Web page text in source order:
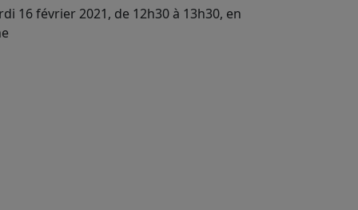
16 février 2021, de 12h30 à 13h30, en